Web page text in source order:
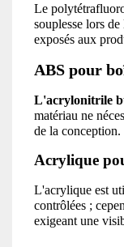
Le
souplesse lors
exposés aux
ABS pour
L'acrylonitrile
matériau ne
de la conception.
Acrylique
L'acrylique est
contrôlées ;
exigeant une